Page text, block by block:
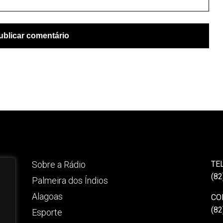
Sobre a Rádio
Palmeira dos Índios
Alagoas
Esporte